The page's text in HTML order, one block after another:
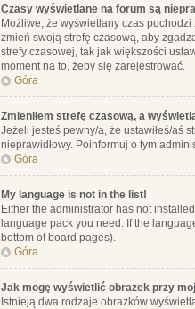
Czasy wyświetlane na forum są
Możliwe, że wyświetlany czas
zmień swoją strefę czasową, aby
strefy czasowej, tak jak większości
moment na to, żeby się zarejestrować.
Góra
Zmieniłem strefę czasową, a
Jeżeli jesteś pewny/a, że ustawiłeś/aś
nieprawidłowy. Poinformuj o tym
Góra
My language is not in the list!
Either the administrator has not
language pack you need. If the
bottom of board pages).
Góra
Jak mogę wyświetlić obrazek przy
Istnieją dwa rodzaje obrazków